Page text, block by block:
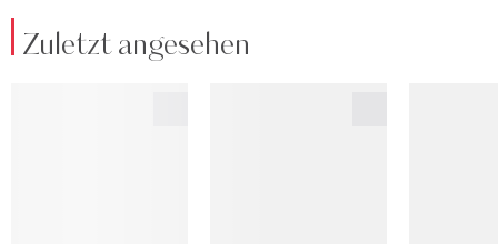
Zuletzt angesehen